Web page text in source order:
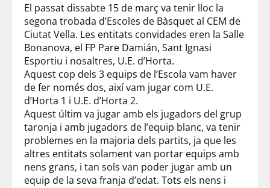
El passat dissabte 15 de març va tenir lloc la
segona trobada d’Escoles de Bàsquet al CEM de
Ciutat Vella. Les entitats convidades eren la Salle
Bonanova, el FP Pare Damián, Sant Ignasi
Esportiu i nosaltres, U.E. d’Horta.
Aquest cop dels 3 equips de l’Escola vam haver
de fer només dos, així vam jugar com U.E.
d’Horta 1 i U.E. d’Horta 2.
Aquest últim va jugar amb els jugadors del grup
taronja i amb jugadors de l’equip blanc, va tenir
problemes en la majoria dels partits, ja que les
altres entitats solament van portar equips amb
nens grans, i tan sols van poder jugar amb un
equip de la seva franja d’edat. Tots els nens i